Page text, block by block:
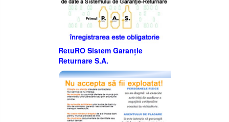
RetuRO Sistem Garanție
Returnare S.A.